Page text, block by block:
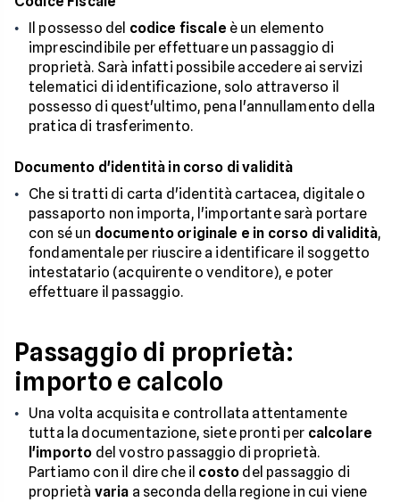
Il possesso del codice fiscale è un elemento
imprescindibile per effettuare un passaggio di
proprietà. Sarà infatti possibile accedere ai servizi
telematici di identificazione, solo attraverso il
possesso di quest'ultimo, pena l'annullamento della
pratica di trasferimento.
Documento d'identità in corso di validità
Che si tratti di carta d'identità cartacea, digitale o
passaporto non importa, l'importante sarà portare
con sé un documento originale e in corso di validità,
fondamentale per riuscire a identificare il soggetto
intestatario (acquirente o venditore), e poter
effettuare il passaggio.
Passaggio di proprietà:
importo e calcolo
Una volta acquisita e controllata attentamente
tutta la documentazione, siete pronti per calcolare
l'importo del vostro passaggio di proprietà.
Partiamo con il dire che il costo del passaggio di
proprietà varia a seconda della regione in cui viene